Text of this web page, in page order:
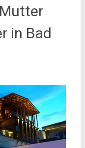
in Bad